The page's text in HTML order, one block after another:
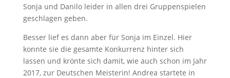
Sonja und Danilo leider in allen drei Gruppenspielen
geschlagen geben.
Besser lief es dann aber für Sonja im Einzel. Hier
konnte sie die gesamte Konkurrenz hinter sich
lassen und krönte sich damit, wie auch schon im Jahr
2017, zur Deutschen Meisterin! Andrea startete in